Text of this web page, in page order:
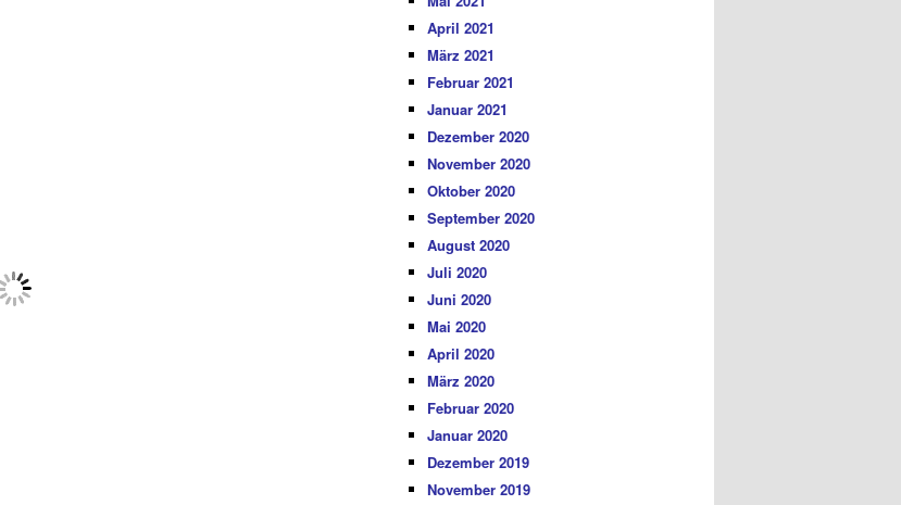
April 2021
März 2021
Februar 2021
Januar 2021
Dezember 2020
November 2020
Oktober 2020
September 2020
August 2020
Juli 2020
Juni 2020
Mai 2020
April 2020
März 2020
Februar 2020
Januar 2020
Dezember 2019
November 2019